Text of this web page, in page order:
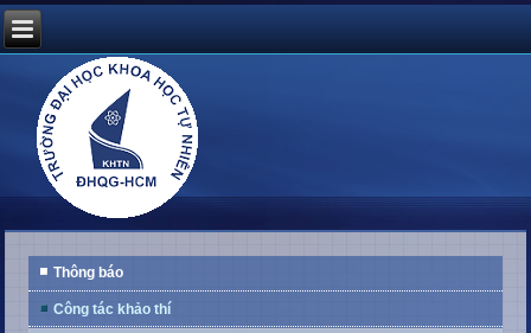
Thông báo
Công tác khảo thí